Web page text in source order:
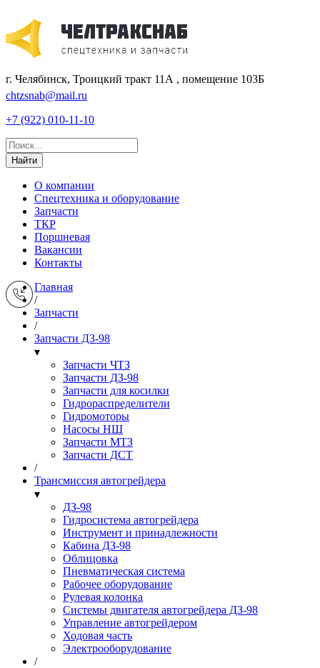
г. Челябинск, Троицкий тракт 11А , помещение 103Б
chtzsnab@mail.ru
+7 (922) 010-11-10
Найти
О компании
Спецтехника и оборудование
Запчасти
ТКР
Поршневая
Вакансии
Контакты
Главная
/
Запчасти
/
Запчасти ДЗ-98
▾
Запчасти ЧТЗ
Запчасти ДЗ-98
Запчасти для косилки
Гидрораспределители
Гидромоторы
Насосы НШ
Запчасти МТЗ
Запчасти ДСТ
/
Трансмиссия автогрейдера
▾
ДЗ-98
Гидросистема автогрейдера
Инструмент и принадлежности
Кабина ДЗ-98
Облицовка
Пневматическая система
Рабочее оборудование
Рулевая колонка
Системы двигателя автогрейдера ДЗ-98
Управление автогрейдером
Ходовая часть
Электрооборудование
/